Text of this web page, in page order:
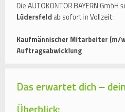
Die AUTOKONTOR BAYERN GmbH
Lüdersfeld ab sofort in Vollzeit:
Kaufmännischer Mitarbeiter (m/
Auftragsabwicklung
Das erwartet dich –